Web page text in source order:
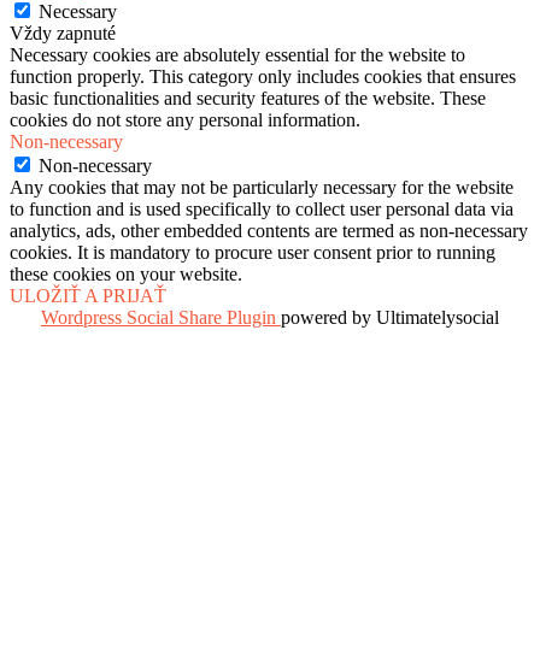
Necessary
Vždy zapnuté
Necessary cookies are absolutely essential for the website to
function properly. This category only includes cookies that ensures
basic functionalities and security features of the website. These
cookies do not store any personal information.
Non-necessary
Non-necessary
Any cookies that may not be particularly necessary for the website
to function and is used specifically to collect user personal data via
analytics, ads, other embedded contents are termed as non-necessary
cookies. It is mandatory to procure user consent prior to running
these cookies on your website.
ULOŽIŤ A PRIJAŤ
Wordpress Social Share Plugin powered by Ultimatelysocial